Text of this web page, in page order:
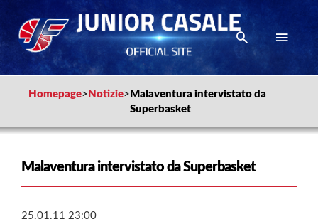
Homepage> Notizie> Malaventura intervistato da
Superbasket
Malaventura intervistato da Superbasket
25.01.11 23:00